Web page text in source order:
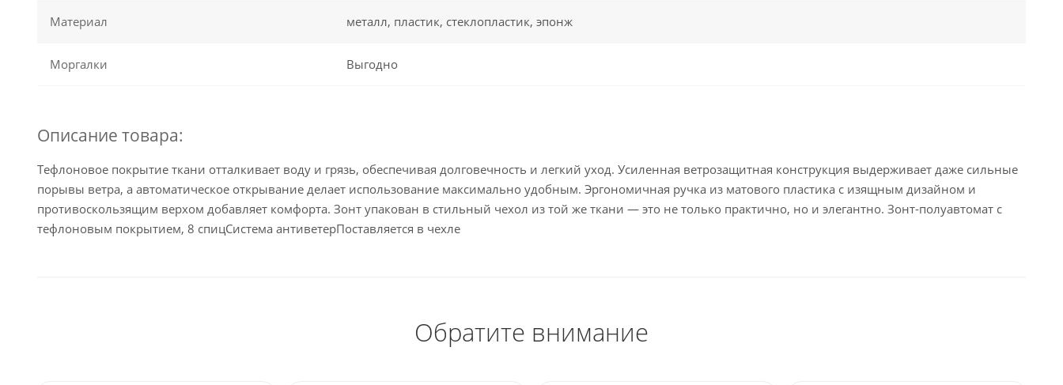
Материал металл, пластик, стеклопластик, эпонж
Моргалки Выгодно
Описание товара:
Тефлоновое покрытие ткани отталкивает воду и грязь, обеспечивая долговечность и легкий уход. Усиленная ветрозащитная конструкция выдерживает даже сильные
порывы ветра, а автоматическое открывание делает использование максимально удобным. Эргономичная ручка из матового пластика с изящным дизайном и
противоскользящим верхом добавляет комфорта. Зонт упакован в стильный чехол из той же ткани — это не только практично, но и элегантно. Зонт-полуавтомат с
тефлоновым покрытием, 8 спицСистема антиветерПоставляется в чехле
Обратите внимание